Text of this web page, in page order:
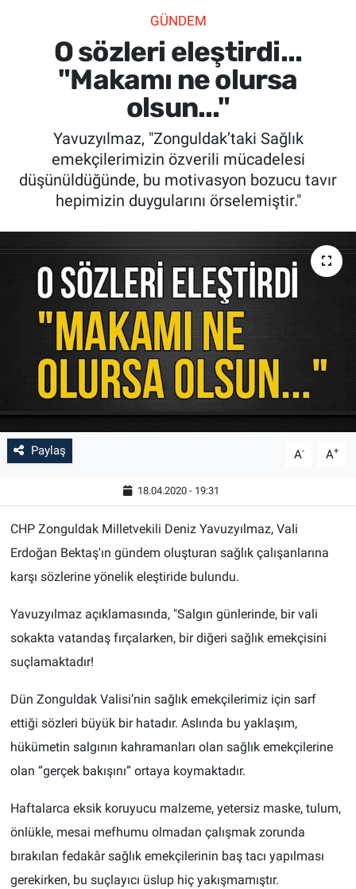
GÜNDEM
O sözleri eleştirdi...
"Makamı ne olursa
olsun..."
Yavuzyılmaz, "Zonguldak’taki Sağlık
emekçilerimizin özverili mücadelesi
düşünüldüğünde, bu motivasyon bozucu tavır
hepimizin duygularını örselemiştir."
Paylaş A- A+
18.04.2020 - 19:31
CHP Zonguldak Milletvekili Deniz Yavuzyılmaz, Vali
Erdoğan Bektaş'ın gündem oluşturan sağlık çalışanlarına
karşı sözlerine yönelik eleştiride bulundu.
Yavuzyılmaz açıklamasında, "Salgın günlerinde, bir vali
sokakta vatandaş fırçalarken, bir diğeri sağlık emekçisini
suçlamaktadır!
Dün Zonguldak Valisi’nin sağlık emekçilerimiz için sarf
ettiği sözleri büyük bir hatadır. Aslında bu yaklaşım,
hükümetin salgının kahramanları olan sağlık emekçilerine
olan “gerçek bakışını” ortaya koymaktadır.
Haftalarca eksik koruyucu malzeme, yetersiz maske, tulum,
önlükle, mesai mefhumu olmadan çalışmak zorunda
bırakılan fedakâr sağlık emekçilerinin baş tacı yapılması
gerekirken, bu suçlayıcı üslup hiç yakışmamıştır.
SPOR